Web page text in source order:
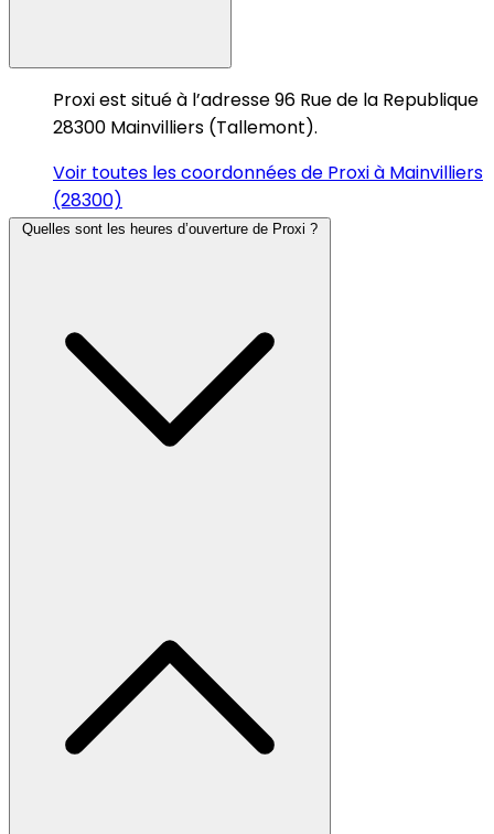
Proxi est situé à l’adresse 96 Rue de la Republique
28300 Mainvilliers (Tallemont).
Voir toutes les coordonnées de Proxi à Mainvilliers
(28300)
Quelles sont les heures d’ouverture de Proxi ?